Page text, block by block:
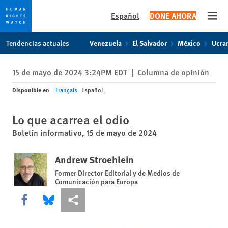
privacy
notice
content
Español DONE AHORA
Tendencias actuales Venezuela El Salvador México
15 de mayo de 2024 3:24PM EDT | Columna de opinión
Disponible en Français Español
Lo que acarrea el odio
Boletín informativo, 15 de mayo de 2024
Andrew Stroehlein
Former Director Editorial y de Medios de
Comunicación para Europa
Share this via Facebook
Share this via Bluesky
Share this via Compartir